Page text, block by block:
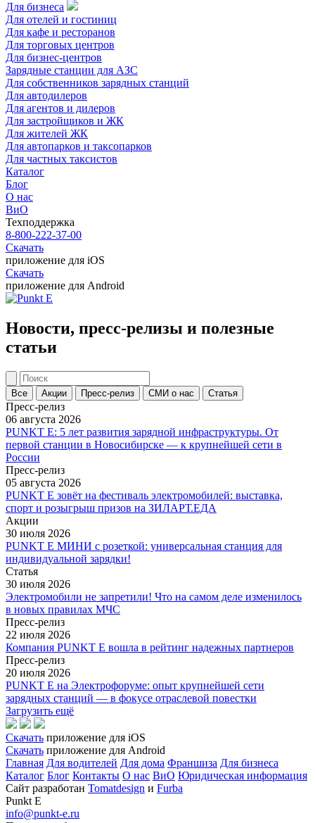
Для бизнеса
Для отелей и гостиниц
Для кафе и ресторанов
Для торговых центров
Для бизнес-центров
Зарядные станции для АЗС
Для собственников зарядных станций
Для автодилеров
Для агентов и дилеров
Для застройщиков и ЖК
Для жителей ЖК
Для автопарков и таксопарков
Для частных таксистов
Каталог
Блог
О нас
ВиО
Техподдержка
8-800-222-37-00
Скачать
приложение для iOS
Скачать
приложение для Android
Новости, пресс-релизы и полезные
статьи
Все Акции Пресс-релиз СМИ о нас Статья
Пресс-релиз
06 августа 2026
PUNKT E: 5 лет развития зарядной инфраструктуры. От
первой станции в Новосибирске — к крупнейшей сети в
России
Пресс-релиз
05 августа 2026
PUNKT E зовёт на фестиваль электромобилей: выставка,
спорт и розыгрыш призов на ЗИЛАРТ.ЕДА
Акции
30 июля 2026
PUNKT E МИНИ с розеткой: универсальная станция для
индивидуальной зарядки!
Статья
30 июля 2026
Электромобили не запретили! Что на самом деле изменилось
в новых правилах МЧС
Пресс-релиз
22 июля 2026
Компания PUNKT E вошла в рейтинг надежных партнеров
Пресс-релиз
20 июля 2026
PUNKT E на Электрофоруме: опыт крупнейшей сети
зарядных станций — в фокусе отраслевой повестки
Загрузить ещё
Скачать приложение для iOS
Скачать приложение для Android
Главная Для водителей Для дома Франшиза Для бизнеса
Каталог Блог Контакты О нас ВиО Юридическая информация
Сайт разработан Tomatdesign и Furba
Punkt E
info@punkt-e.ru